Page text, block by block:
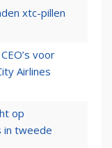
xtc-pillen
voor
Airlines
op
in tweede